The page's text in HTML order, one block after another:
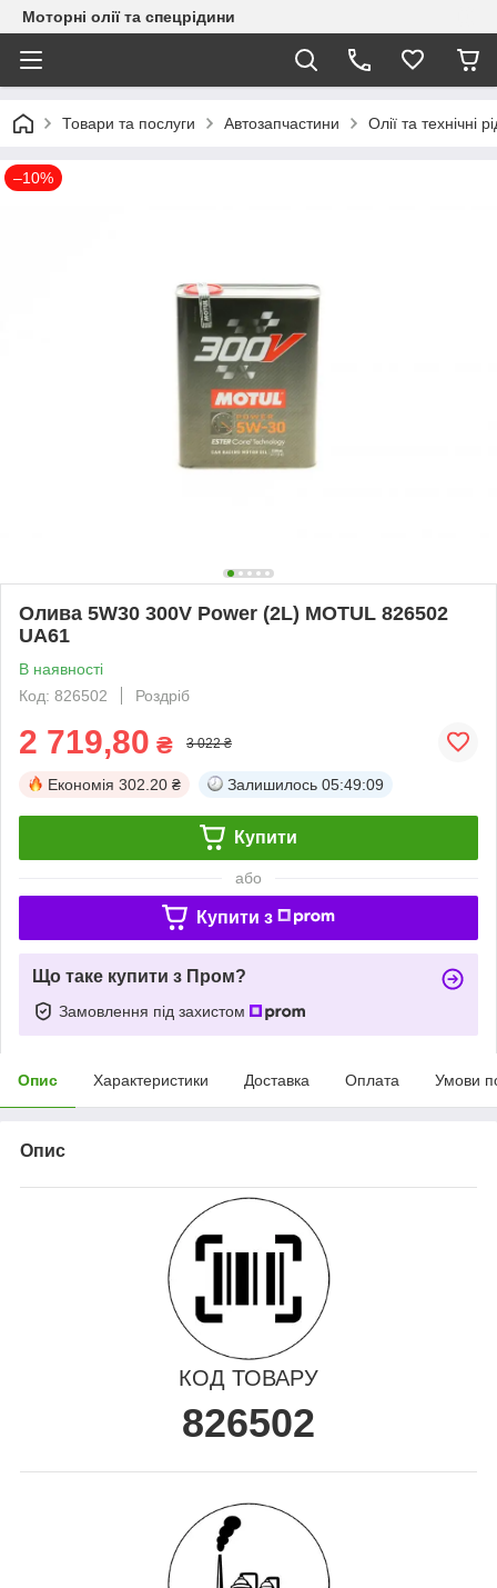
Моторні олії та спецрідини
Товари та послуги Автозапчастини Олії та технічні
–10%
Олива 5W30 300V Power (2L) MOTUL 826502
UA61
В наявності
Код: 826502
Роздріб
2 719,80 ₴ 3 022 ₴
Економія 302.20 ₴ Залишилось 05:49:09
Купити
або
Купити з
Що таке купити з Пром?
Замовлення під захистом
Опис Характеристики Доставка Оплата Умови
Опис
КОД ТОВАРУ
826502